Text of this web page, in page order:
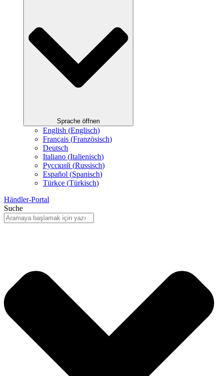
Sprache öffnen
English (Englisch)
Français (Französisch)
Deutsch
Italiano (Italienisch)
Русский (Russisch)
Español (Spanisch)
Türkçe (Türkisch)
Händler-Portal
Suche